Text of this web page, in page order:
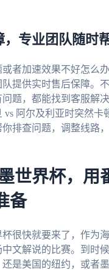
，专业团队随时
者加速效果不好怎么办
提供实时售后保障。
题，都能找到客服解
vs 阿尔及利亚时突然卡
排查问题，调整线路
世界杯，用
备
杯很快就要来了，作为
文解说的比赛。到时
是美国的纽约，或者